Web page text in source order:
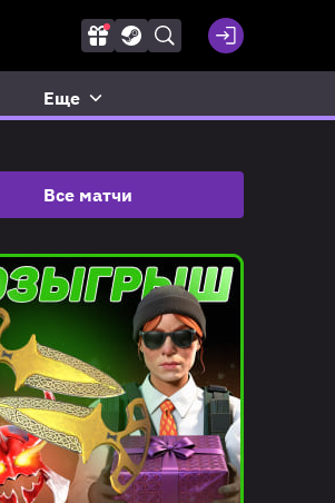
Еще
Все матчи